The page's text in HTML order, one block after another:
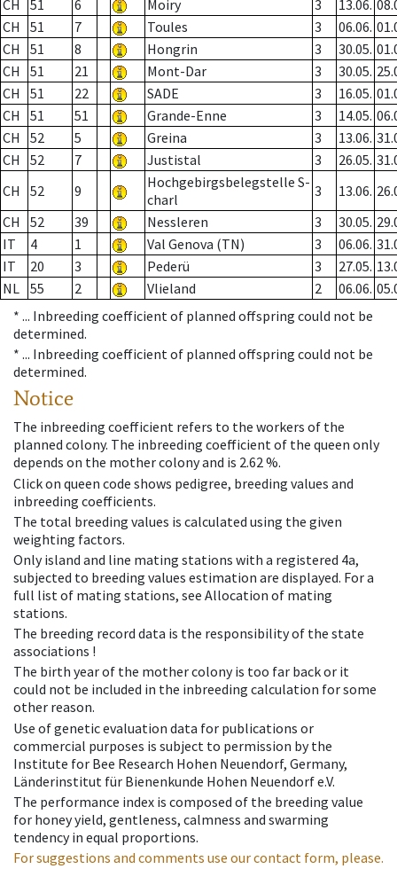
CH 51 6 Moiry 3 13.06.
CH
51 7 Toules 3 06.06.
CH
51 8 Hongrin 3 30.05.
CH
51 21 Mont-Dar 3 30.05.
CH
51 22 SADE 3 16.05.
CH
51 51 Grande-Enne 3 14.05.
CH
52 5 Greina 3 13.06.
CH
52 7 Justistal 3 26.05.
CH
52 9
Hochgebirgsbelegstelle S-
charl
3 13.06.
CH
52 39 Nessleren 3 30.05.
IT
4 1 Val Genova (TN) 3 06.06.
IT
20 3 Pederü 3 27.05.
NL 55 2 Vlieland 2 06.06.
* ... Inbreeding coefficient of planned offspring could not be
determined.
* ... Inbreeding coefficient of planned offspring could not be
determined.
Notice
The inbreeding coefficient refers to the workers of the
planned colony. The inbreeding coefficient of the queen only
depends on the mother colony and is 2.62 %.
Click on queen code shows pedigree, breeding values and
inbreeding coefficients.
The total breeding values is calculated using the given
weighting factors.
Only island and line mating stations with a registered 4a,
subjected to breeding values estimation are displayed. For a
full list of mating stations, see Allocation of mating
stations.
The breeding record data is the responsibility of the state
associations !
The birth year of the mother colony is too far back or it
could not be included in the inbreeding calculation for some
other reason.
Use of genetic evaluation data for publications or
commercial purposes is subject to permission by the
Institute for Bee Research Hohen Neuendorf, Germany,
Länderinstitut für Bienenkunde Hohen Neuendorf e.V.
The performance index is composed of the breeding value
for honey yield, gentleness, calmness and swarming
tendency in equal proportions.
For suggestions and comments use our contact form, please.